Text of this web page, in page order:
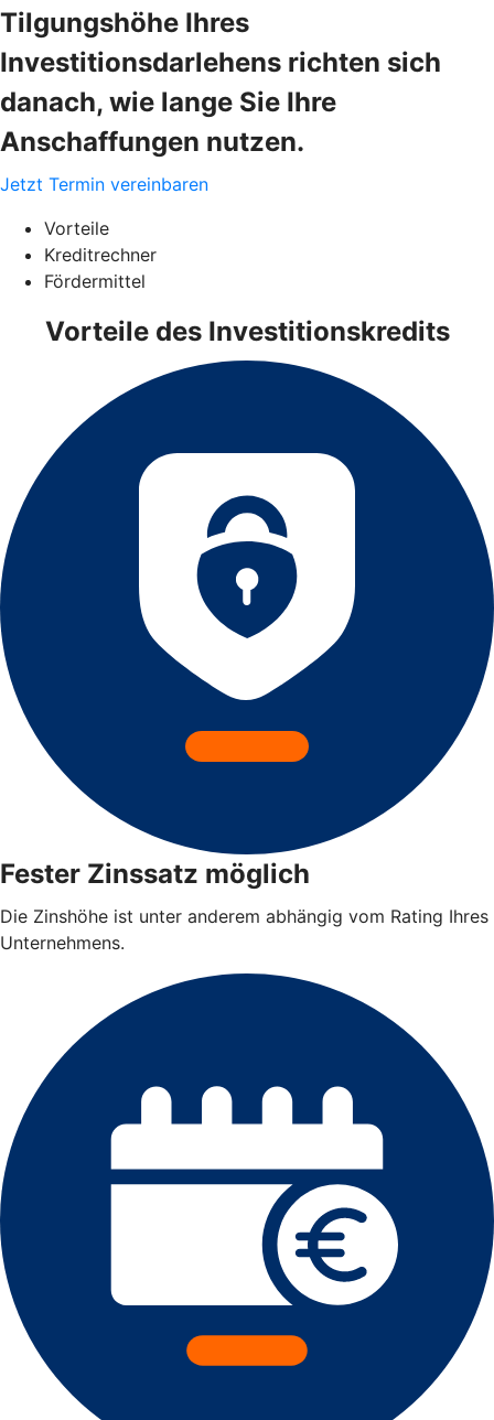
Tilgungshöhe Ihres
Investitionsdarlehens richten sich
danach, wie lange Sie Ihre
Anschaffungen nutzen.
Jetzt Termin vereinbaren
Vorteile
Kreditrechner
Fördermittel
Vorteile des Investitionskredits
Fester Zinssatz möglich
Die Zinshöhe ist unter anderem abhängig vom Rating Ihres
Unternehmens.